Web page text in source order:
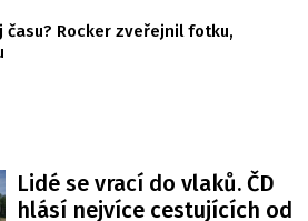
času? Rocker zveřejnil fotku,
Lidé se vrací do vlaků. ČD
hlásí nejvíce cestujících od